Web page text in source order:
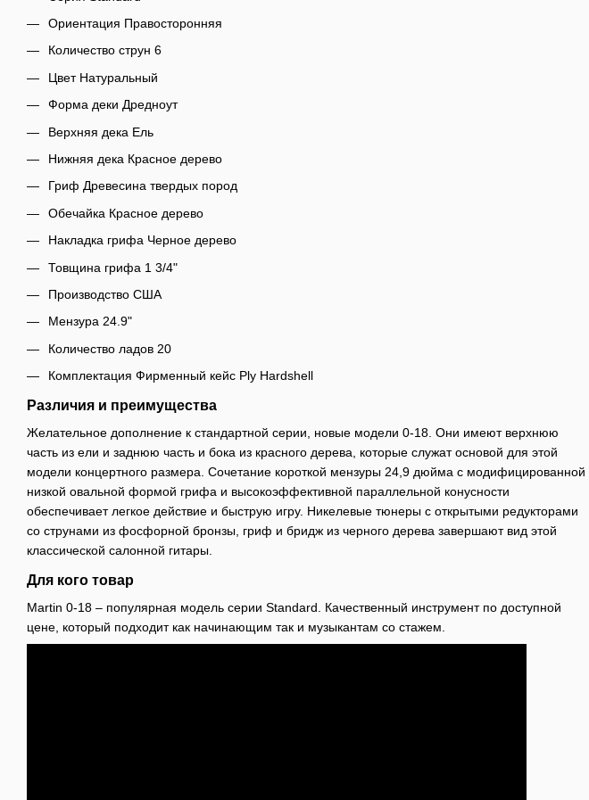
Ориентация Правосторонняя
Количество струн 6
Цвет Натуральный
Форма деки Дредноут
Верхняя дека Ель
Нижняя дека Красное дерево
Гриф Древесина твердых пород
Обечайка Красное дерево
Накладка грифа Черное дерево
Товщина грифа 1 3/4"
Производство США
Мензура 24.9"
Количество ладов 20
Комплектация Фирменный кейс Ply Hardshell
Различия и преимущества
Желательное дополнение к стандартной серии, новые модели 0-18. Они имеют верхнюю
часть из ели и заднюю часть и бока из красного дерева, которые служат основой для этой
модели концертного размера. Сочетание короткой мензуры 24,9 дюйма с модифицированной
низкой овальной формой грифа и высокоэффективной параллельной конусности
обеспечивает легкое действие и быструю игру. Никелевые тюнеры с открытыми редукторами
со струнами из фосфорной бронзы, гриф и бридж из черного дерева завершают вид этой
классической салонной гитары.
Для кого товар
Martin 0-18 – популярная модель серии Standard. Качественный инструмент по доступной
цене, который подходит как начинающим так и музыкантам со стажем.